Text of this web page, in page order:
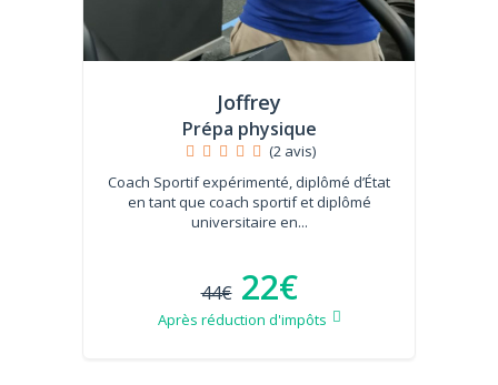
Joffrey
Prépa physique
(2 avis)
Coach Sportif expérimenté, diplômé d’État
en tant que coach sportif et diplômé
universitaire en...
44€ 22€
Après réduction d'impôts